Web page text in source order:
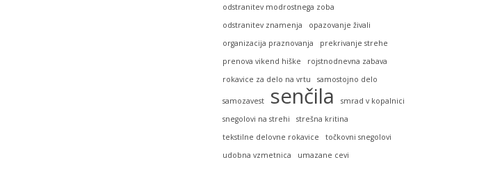
odstranitev modrostnega zoba
odstranitev znamenja
opazovanje živali
organizacija praznovanja
prekrivanje strehe
prenova vikend hiške
rojstnodnevna zabava
rokavice za delo na vrtu
samostojno delo
samozavest senčila
smrad v kopalnici
snegolovi na strehi
strešna kritina
tekstilne delovne rokavice
točkovni snegolovi
udobna vzmetnica
umazane cevi